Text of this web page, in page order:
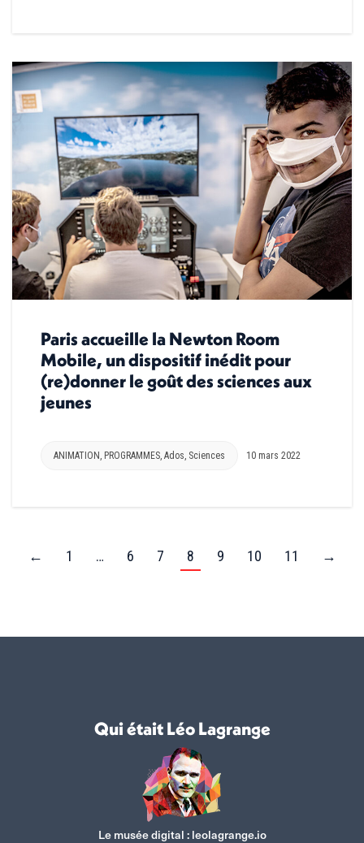
Paris accueille la Newton Room
Mobile, un dispositif inédit pour
(re)donner le goût des sciences aux
jeunes
ANIMATION PROGRAMMES Ados Sciences 10 mars 2022
← 1 … 6 7 8 9 10 11 →
Qui était Léo Lagrange
Le musée digital :leolagrange.io